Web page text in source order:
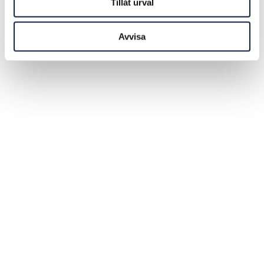
Tillåt urval
Avvisa